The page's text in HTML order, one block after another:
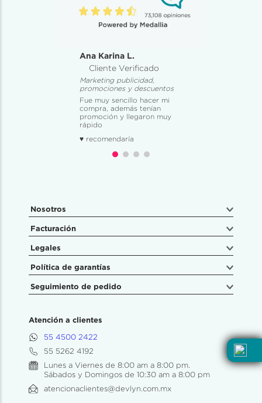
Ana Karina L.
Cliente Verificado
Marketing publicidad,
promociones y descuentos
Fue muy sencillo hacer mi
compra, además tenían
promoción y llegaron muy
rápido
♥ recomendaría
Nosotros
Facturación
Legales
Política de garantías
Seguimiento de pedido
Atención a clientes
55 4500 2422
55 5262 4192
Lunes a Viernes de 8:00 am a 8:00 pm.
Sábados y Domingos de 10:30 am a 8:00 pm
atencionaclientes@devlyn.com.mx